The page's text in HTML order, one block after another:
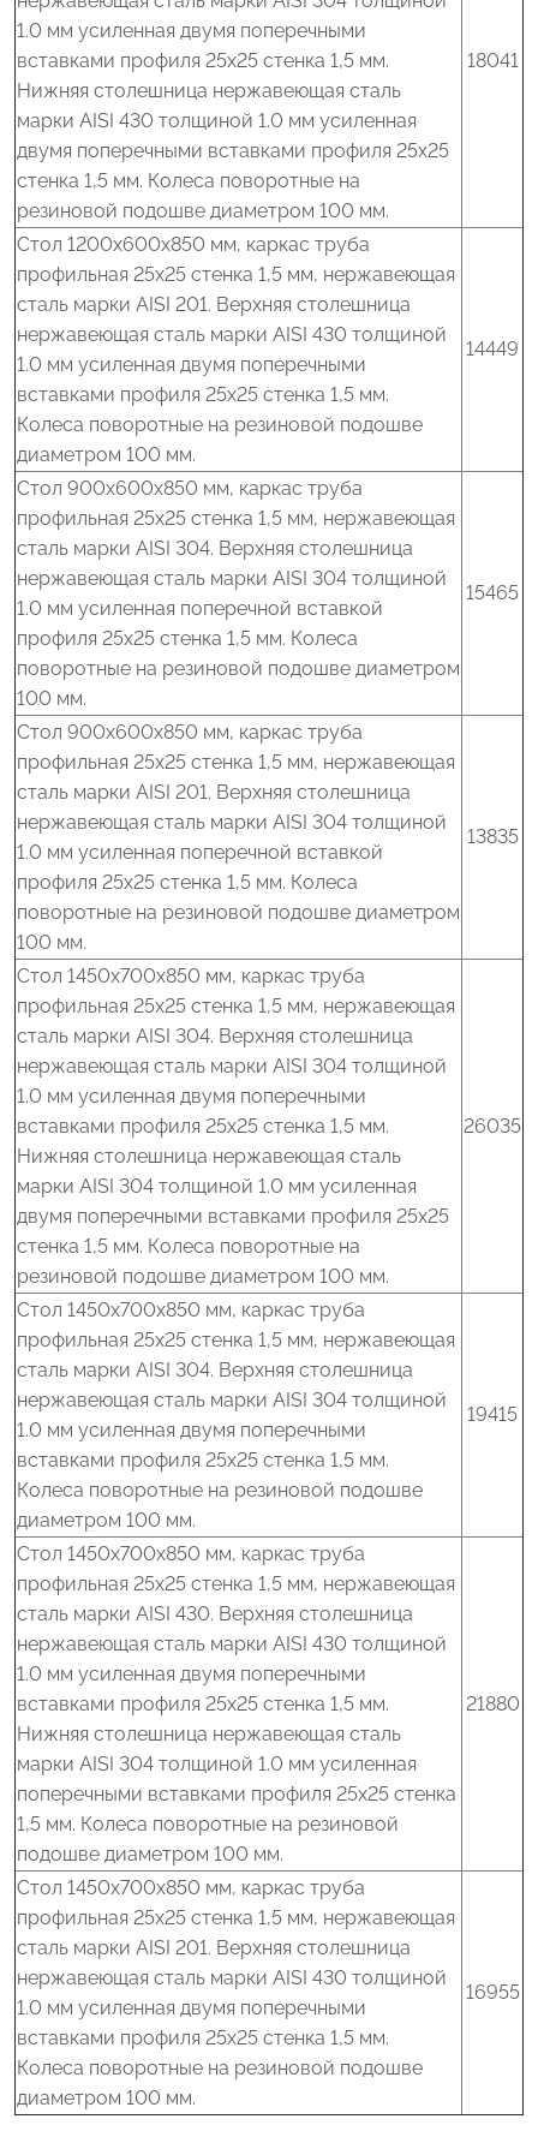
1.0 мм усиленная двумя поперечными
вставками профиля 25x25 стенка 1,5 мм.
Нижняя столешница нержавеющая сталь
марки AISI 430 толщиной 1.0 мм усиленная
двумя поперечными вставками профиля 25x25
стенка 1,5 мм. Колеса поворотные на
резиновой подошве диаметром 100 мм.
18041
Стол 1200x600x850 мм, каркас труба
профильная 25x25 стенка 1,5 мм, нержавеющая
сталь марки AISI 201. Верхняя столешница
нержавеющая сталь марки AISI 430 толщиной
1.0 мм усиленная двумя поперечными
вставками профиля 25x25 стенка 1,5 мм.
Колеса поворотные на резиновой подошве
диаметром 100 мм.
14449
Стол 900x600x850 мм, каркас труба
профильная 25x25 стенка 1,5 мм, нержавеющая
сталь марки AISI 304. Верхняя столешница
нержавеющая сталь марки AISI 304 толщиной
1.0 мм усиленная поперечной вставкой
профиля 25x25 стенка 1,5 мм. Колеса
поворотные на резиновой подошве диаметром
100 мм.
15465
Стол 900x600x850 мм, каркас труба
профильная 25x25 стенка 1,5 мм, нержавеющая
сталь марки AISI 201. Верхняя столешница
нержавеющая сталь марки AISI 304 толщиной
1.0 мм усиленная поперечной вставкой
профиля 25x25 стенка 1,5 мм. Колеса
поворотные на резиновой подошве диаметром
100 мм.
13835
Стол 1450x700x850 мм, каркас труба
профильная 25x25 стенка 1,5 мм, нержавеющая
сталь марки AISI 304. Верхняя столешница
нержавеющая сталь марки AISI 304 толщиной
1.0 мм усиленная двумя поперечными
вставками профиля 25x25 стенка 1,5 мм.
Нижняя столешница нержавеющая сталь
марки AISI 304 толщиной 1.0 мм усиленная
двумя поперечными вставками профиля 25x25
стенка 1,5 мм. Колеса поворотные на
резиновой подошве диаметром 100 мм.
26035
Стол 1450x700x850 мм, каркас труба
профильная 25x25 стенка 1,5 мм, нержавеющая
сталь марки AISI 304. Верхняя столешница
нержавеющая сталь марки AISI 304 толщиной
1.0 мм усиленная двумя поперечными
вставками профиля 25x25 стенка 1,5 мм.
Колеса поворотные на резиновой подошве
диаметром 100 мм.
19415
Стол 1450x700x850 мм, каркас труба
профильная 25x25 стенка 1,5 мм, нержавеющая
сталь марки AISI 430. Верхняя столешница
нержавеющая сталь марки AISI 430 толщиной
1.0 мм усиленная двумя поперечными
вставками профиля 25x25 стенка 1,5 мм.
Нижняя столешница нержавеющая сталь
марки AISI 304 толщиной 1.0 мм усиленная
поперечными вставками профиля 25x25 стенка
1,5 мм. Колеса поворотные на резиновой
подошве диаметром 100 мм.
21880
Стол 1450x700x850 мм, каркас труба
профильная 25x25 стенка 1,5 мм, нержавеющая
сталь марки AISI 201. Верхняя столешница
нержавеющая сталь марки AISI 430 толщиной
1.0 мм усиленная двумя поперечными
вставками профиля 25x25 стенка 1,5 мм.
Колеса поворотные на резиновой подошве
диаметром 100 мм.
16955